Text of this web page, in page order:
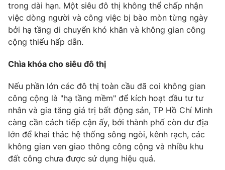
trong dài hạn. Một siêu đô thị không thể chấp nhận
việc dòng người và công việc bị bào mòn từng ngày
bởi hạ tầng di chuyển khó khăn và không gian công
cộng thiếu hấp dẫn.
Chìa khóa cho siêu đô thị
Nếu phần lớn các đô thị toàn cầu đã coi không gian
công cộng là "hạ tầng mềm" để kích hoạt đầu tư tư
nhân và gia tăng giá trị bất động sản, TP Hồ Chí Minh
càng cần cách tiếp cận ấy, bởi thành phố còn dư địa
lớn để khai thác hệ thống sông ngòi, kênh rạch, các
không gian ven giao thông công cộng và nhiều khu
đất công chưa được sử dụng hiệu quả.